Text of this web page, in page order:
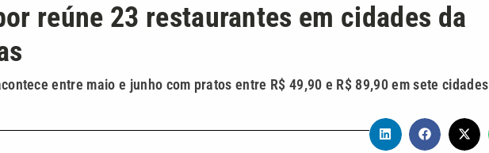
reúne 23 restaurantes em cidades da
entre maio e junho com pratos entre R$ 49,90 e R$ 89,90 em sete cidades